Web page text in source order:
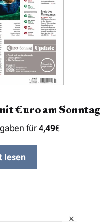
€uro am Sonntag
für4,49€
lesen